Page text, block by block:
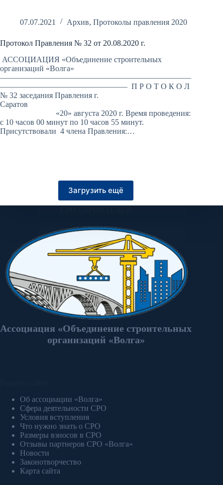
07.07.2021 Архив, Протоколы правления 2020
Протокол Правления № 32 от 20.08.2020 г.
АССОЦИАЦИЯ «Объединение строительных
организаций «Волга»
————————————————————————
———————————————— П Р О Т О К О Л
№ 32 заседания Правления г.
Саратов
«20» августа 2020 г. Время проведения:
с 10 часов 00 минут по 10 часов 55 минут.
Присутствовали 4 члена Правления:…
Загрузить ещё
Ассоциация «Объединение строительных
организаций «Волга»
Об ассоциации «Волга»
Сфера деятельности СРО
Условия вступления
Что нужно знать о СРО
Размеры взносов в СРО
Отзывы партнеров СРО «Волга»
Новости
Законотворчество
Карта сайта